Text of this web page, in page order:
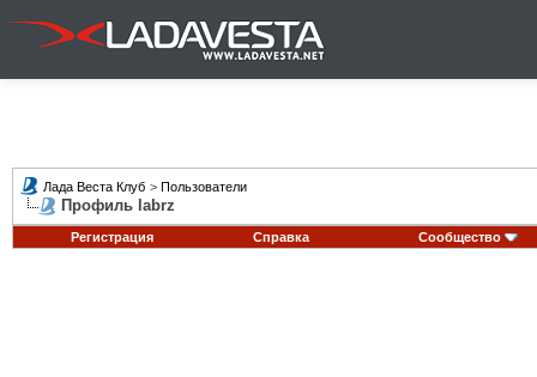
Лада Веста Клуб > Пользователи
Профиль labrz
Регистрация Справка Сообщество